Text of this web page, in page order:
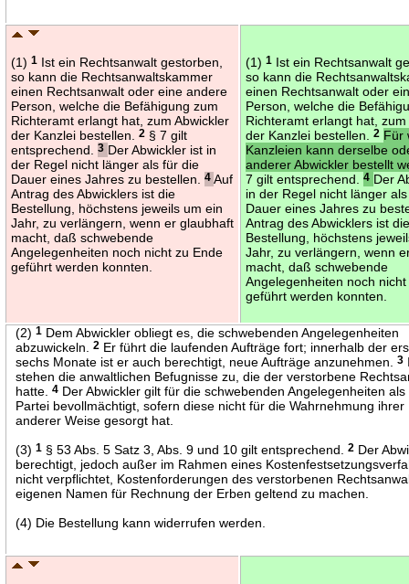
(1)1 Ist ein Rechtsanwalt gestorben,
so kann die Rechtsanwaltskammer
einen Rechtsanwalt oder eine andere
Person, welche die Befähigung zum
Richteramt erlangt hat, zum Abwickler
der Kanzlei bestellen.2 § 7 gilt
entsprechend.3 Der Abwickler ist in
der Regel nicht länger als für die
Dauer eines Jahres zu bestellen.4 Auf
Antrag des Abwicklers ist die
Bestellung, höchstens jeweils um ein
Jahr, zu verlängern, wenn er glaubhaft
macht, daß schwebende
Angelegenheiten noch nicht zu Ende
geführt werden konnten.
(1)1 Ist ein Rechtsanwalt
so kann die
einen Rechtsanwalt oder
Person, welche die
Richteramt erlangt hat, zum
der Kanzlei bestellen.2 Für
Kanzleien kann derselbe
anderer Abwickler bestellt
7 gilt entsprechend.4 Der
in der Regel nicht länger
Dauer eines Jahres zu
Antrag des Abwicklers ist
Bestellung, höchstens
Jahr, zu verlängern, wenn
macht, daß schwebende
Angelegenheiten noch
geführt werden konnten.
(2)1 Dem Abwickler obliegt es, die schwebenden Angelegenheiten
abzuwickeln.2 Er führt die laufenden Aufträge fort; innerhalb der
sechs Monate ist er auch berechtigt, neue Aufträge anzunehmen.3
stehen die anwaltlichen Befugnisse zu, die der verstorbene
hatte.4 Der Abwickler gilt für die schwebenden Angelegenheiten
Partei bevollmächtigt, sofern diese nicht für die Wahrnehmung ihrer
anderer Weise gesorgt hat.
(3)1 § 53 Abs. 5 Satz 3, Abs. 9 und 10 gilt entsprechend.2 Der
berechtigt, jedoch außer im Rahmen eines
nicht verpflichtet, Kostenforderungen des verstorbenen
eigenen Namen für Rechnung der Erben geltend zu machen.
(4) Die Bestellung kann widerrufen werden.